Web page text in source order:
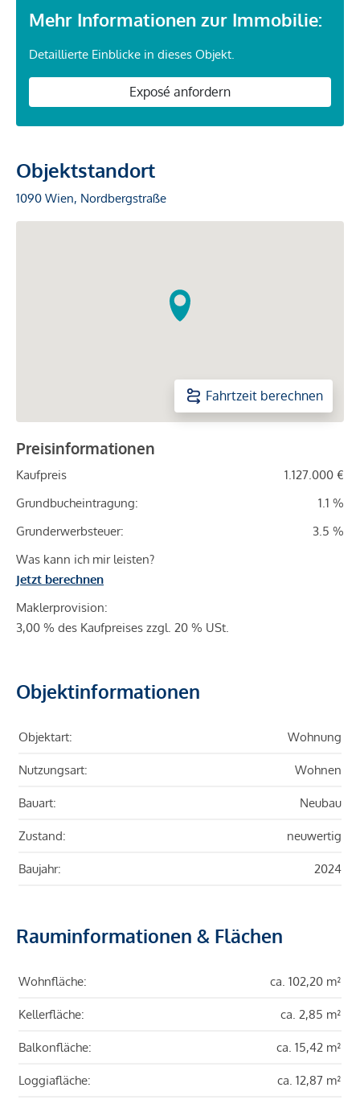
Mehr Informationen zur Immobilie:
Detaillierte Einblicke in dieses Objekt.
Exposé anfordern
Objektstandort
1090 Wien, Nordbergstraße
Fahrtzeit berechnen
Preisinformationen
Kaufpreis
1.127.000 €
Grundbucheintragung:
1.1 %
Grunderwerbsteuer:
3.5 %
Was kann ich mir leisten?
Jetzt berechnen
Maklerprovision:
3,00 % des Kaufpreises zzgl. 20 % USt.
Objektinformationen
Objektart: Wohnung
Nutzungsart: Wohnen
Bauart: Neubau
Zustand: neuwertig
Baujahr: 2024
Rauminformationen & Flächen
Wohnfläche: ca. 102,20 m²
Kellerfläche: ca. 2,85 m²
Balkonfläche: ca. 15,42 m²
Loggiafläche: ca. 12,87 m²